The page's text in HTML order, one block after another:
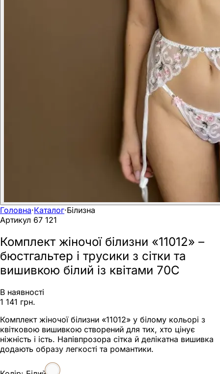
Головна·Каталог·Білизна
Артикул 67 121
Комплект жіночої білизни «11012» –
бюстгальтер і трусики з сітки та
вишивкою білий із квітами 70C
В наявності
1 141 грн.
Комплект жіночої білизни «11012» у білому кольорі з
квітковою вишивкою створений для тих, хто цінує
ніжність і ість. Напівпрозора сітка й делікатна вишивка
додають образу легкості та романтики.